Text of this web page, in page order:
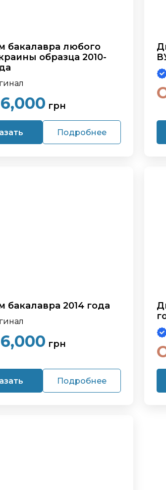
бакалавра любого
образца 2010-
грн
Подробнее
бакалавра 2014 года
грн
Подробнее